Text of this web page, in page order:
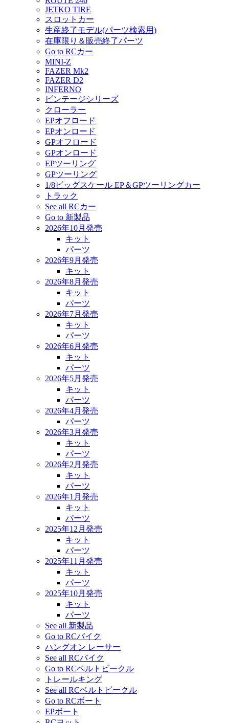
JETKO TIRE
スロットカー
生産終了モデル(パーツ検索用)
在庫限り＆販売終了パーツ
Go to RCカー
MINI-Z
FAZER Mk2
FAZER D2
INFERNO
ビンテージシリーズ
クローラー
EPオフロード
EPオンロード
GPオフロード
GPオンロード
EPツーリング
GPツーリング
1/8ビッグスケール EP＆GPツーリングカー
トラック
See all RCカー
Go to 新製品
2026年10月発売
キット
パーツ
2026年9月発売
キット
2026年8月発売
キット
パーツ
2026年7月発売
キット
パーツ
2026年6月発売
キット
パーツ
2026年5月発売
キット
パーツ
2026年4月発売
パーツ
2026年3月発売
キット
パーツ
2026年2月発売
キット
パーツ
2026年1月発売
キット
パーツ
2025年12月発売
キット
パーツ
2025年11月発売
キット
パーツ
2025年10月発売
キット
パーツ
See all 新製品
Go to RCバイク
ハングオン レーサー
See all RCバイク
Go to RCベルトビークル
トレールキング
See all RCベルトビークル
Go to RCボート
EPボート